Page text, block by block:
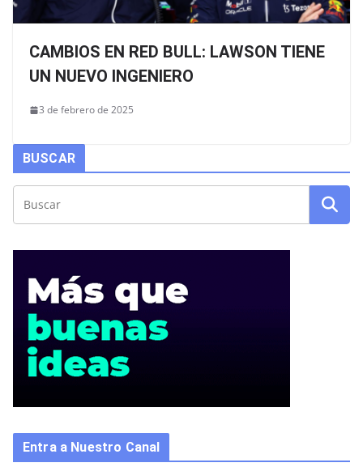
CAMBIOS EN RED BULL: LAWSON TIENE
UN NUEVO INGENIERO
3 de febrero de 2025
BUSCAR
Entra a Nuestro Canal